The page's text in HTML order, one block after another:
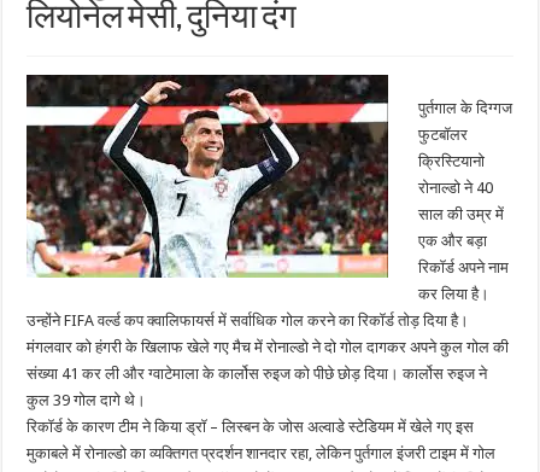
लियोनेल मेसी, दुनिया दंग
पुर्तगाल के दिग्गज
फुटबॉलर
क्रिस्टियानो
रोनाल्डो ने 40
साल की उम्र में
एक और बड़ा
रिकॉर्ड अपने नाम
कर लिया है।
उन्होंने FIFA वर्ल्ड कप क्वालिफायर्स में सर्वाधिक गोल करने का रिकॉर्ड तोड़ दिया है।
मंगलवार को हंगरी के खिलाफ खेले गए मैच में रोनाल्डो ने दो गोल दागकर अपने कुल गोल की
संख्या 41 कर ली और ग्वाटेमाला के कार्लोस रुइज को पीछे छोड़ दिया। कार्लोस रुइज ने
कुल 39 गोल दागे थे।
रिकॉर्ड के कारण टीम ने किया ड्रॉ – लिस्बन के जोस अल्वाडे स्टेडियम में खेले गए इस
मुकाबले में रोनाल्डो का व्यक्तिगत प्रदर्शन शानदार रहा, लेकिन पुर्तगाल इंजरी टाइम में गोल